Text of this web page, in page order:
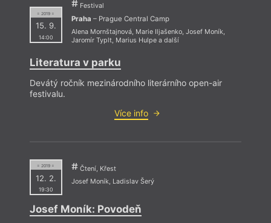
= 2019 =
15. 9.
14:00
Festival
Praha – Prague Central Camp
Alena Mornštajnová, Marie Iljašenko, Josef Moník,
Jaromír Typlt, Marius Hulpea další
Literatura v parku
Devátý ročník mezinárodního literárního open-air
festivalu.
Více info
= 2019 =
12. 2.
19:30
Čtení, Křest
Josef Moník, Ladislav Šerý
Josef Moník: Povodeň